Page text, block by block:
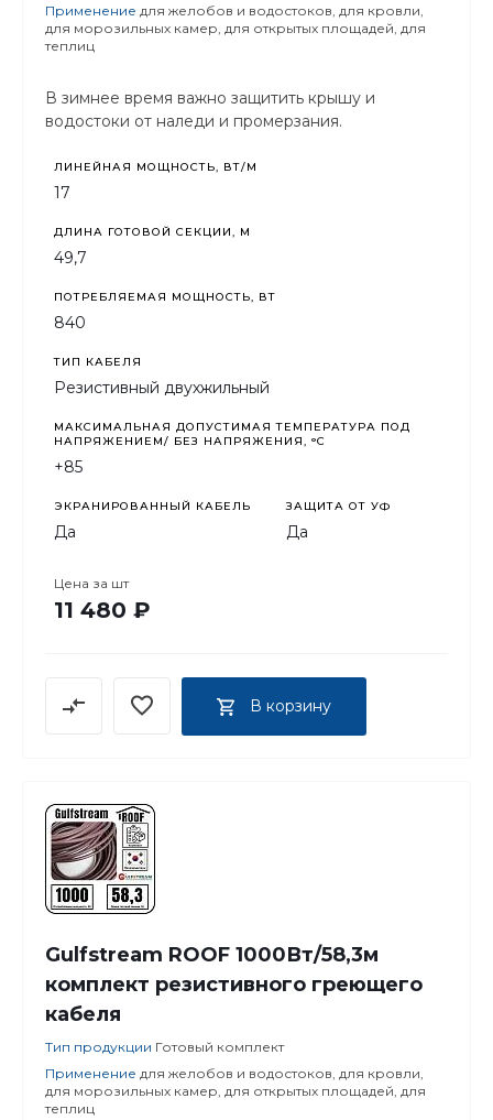
Применение для желобов и водостоков, для кровли,
для морозильных камер, для открытых площадей, для
теплиц
В зимнее время важно защитить крышу и
водостоки от наледи и промерзания.
ЛИНЕЙНАЯ МОЩНОСТЬ, ВТ/М
17
ДЛИНА ГОТОВОЙ СЕКЦИИ, М
49,7
ПОТРЕБЛЯЕМАЯ МОЩНОСТЬ, ВТ
840
ТИП КАБЕЛЯ
Резистивный двухжильный
МАКСИМАЛЬНАЯ ДОПУСТИМАЯ ТЕМПЕРАТУРА ПОД
НАПРЯЖЕНИЕМ/ БЕЗ НАПРЯЖЕНИЯ, °C
+85
ЭКРАНИРОВАННЫЙ КАБЕЛЬ
Да
ЗАЩИТА ОТ УФ
Да
Цена за шт
11 480 ₽
В корзину
Gulfstream ROOF 1000Вт/58,3м
комплект резистивного греющего
кабеля
Тип продукции Готовый комплект
Применение для желобов и водостоков, для кровли,
для морозильных камер, для открытых площадей, для
теплиц